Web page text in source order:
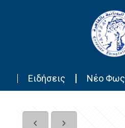
Ειδήσεις Νέο Φως